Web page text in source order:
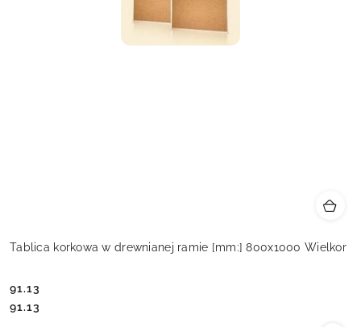
Tablica korkowa w drewnianej ramie [mm:] 800x1000 Wielkor
Cena:
91.13
Cena:
91.13